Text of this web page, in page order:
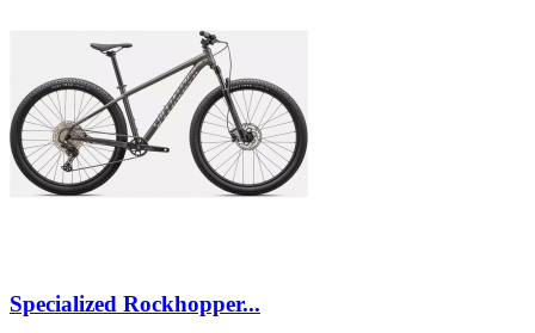
Specialized Rockhopper...